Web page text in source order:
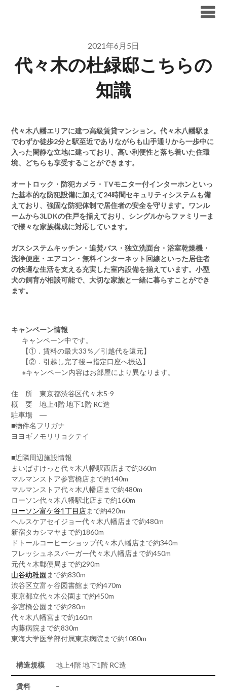
2021年6月5日
代々木の杜緑邸こちらの
知識
代々木八幡エリアに建つ高級賃貸マンション。代々木八幡駅ま
でわずか徒歩2分と駅至近でありながらも山手通りから一歩中に
入った閑静な立地に建っており、高い利便性と落ち着いた住環
境、どちらも享受することができます。
オートロック・防犯カメラ・TVモニター付インターホンといっ
た基本的な防犯設備に加えて24時間セキュリティシステムも備
えており、強固な防犯体制で居住者の安全を守ります。ワンル
ームから3LDKの住戸を揃えており、シングルからファミリーま
で様々な家族構成に対応しています。
ガスシステムキッチン・追焚バス・独立洗面台・浴室乾燥機・
洗浄便座・エアコン・無料インターネット回線といった居住者
の快適な生活を支える充実した室内設備を揃えています。小型
犬の飼育が相談可能で、大切な家族と一緒に暮らすことができ
ます。
キャンペーン情報
キャンペーン中です。
【①．賃料の最大33％／引越代を還元】
【②．引越し完了後→指定口座へ振込】
※キャンペーン内容はお部屋により異なります。
住 所 東京都渋谷区代々木5-9
概 要 地上4階 地下1階 RC造
駐車場 ―
■物件名フリガナ
ヨヨギノモリリョクテイ
■近隣周辺施設情報
まいばすけっと代々木八幡駅西店まで約360m
マルマンストア参宮橋店まで約140m
マルマンストア代々木八幡店まで約480m
ローソン代々木八幡駅北店まで約160m
ローソン富ケ谷1丁目店まで約420m
ヘルスケアセイジョー代々木八幡店まで約480m
新宿タカシマヤまで約1860m
ドトールコーヒーショップ代々木八幡店まで約340m
フレッシュネスバーガー代々木八幡店まで約450m
元代々木郵便局まで約290m
山谷幼稚園 まで約830m
渋谷区立富ヶ谷図書館まで約470m
東京都立代々木公園まで約450m
参宮橋公園まで約280m
代々木八幡宮まで約160m
内藤病院まで約830m
東海大学医学部付属東京病院まで約1080m
構造規模 地上4階 地下1階 RC造
賃料 –